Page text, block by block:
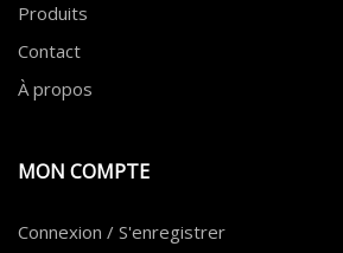
Produits
Contact
À propos
MON COMPTE
Connexion / S'enregistrer